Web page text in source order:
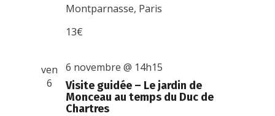
Montparnasse, Paris
13€
ven
6
Visite guidée – Le jardin de
Monceau au temps du Duc de
Chartres
6 novembre @ 14h15